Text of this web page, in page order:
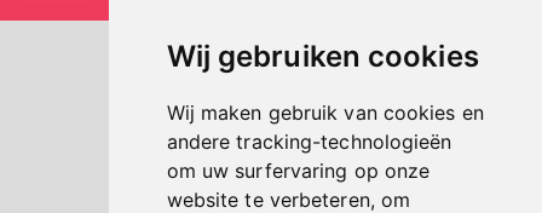
Wij gebruiken cookies
Wij maken gebruik van cookies en
andere tracking-technologieën
om uw surfervaring op onze
website te verbeteren, om